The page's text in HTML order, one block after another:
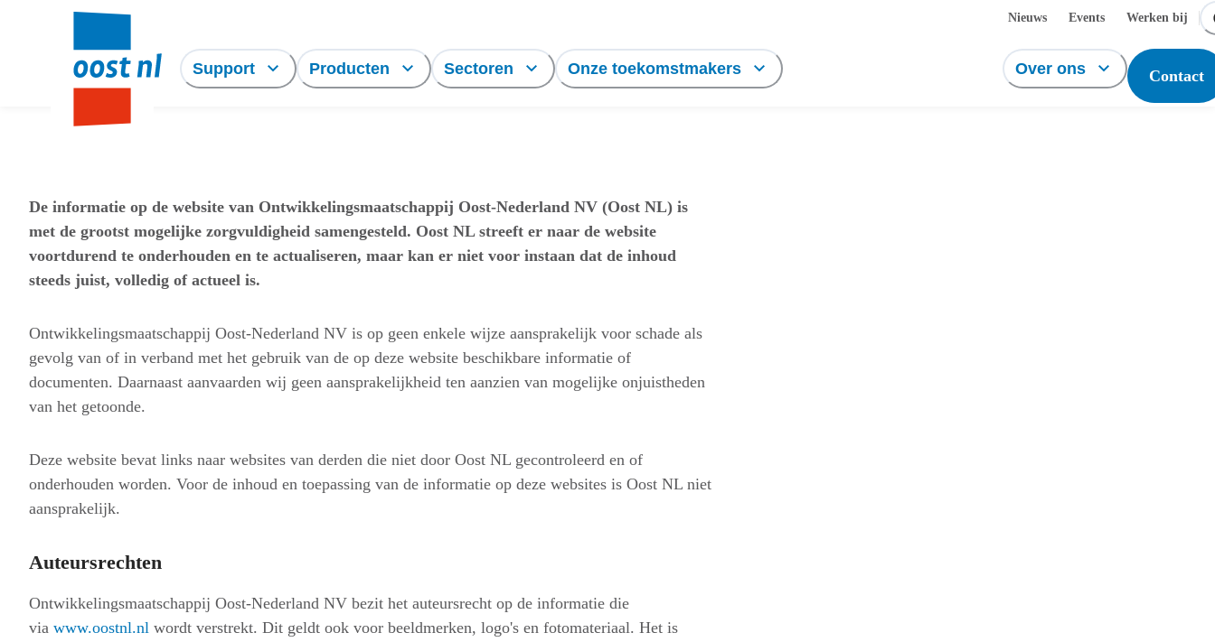
Nieuws Events Werken bij
Support Producten Sectoren Onze toekomstmakers Over ons Contact
De informatie op de website van Ontwikkelingsmaatschappij Oost-Nederland NV (Oost NL) is
met de grootst mogelijke zorgvuldigheid samengesteld. Oost NL streeft er naar de website
voortdurend te onderhouden en te actualiseren, maar kan er niet voor instaan dat de inhoud
steeds juist, volledig of actueel is.
Ontwikkelingsmaatschappij Oost-Nederland NV is op geen enkele wijze aansprakelijk voor schade als
gevolg van of in verband met het gebruik van de op deze website beschikbare informatie of
documenten. Daarnaast aanvaarden wij geen aansprakelijkheid ten aanzien van mogelijke onjuistheden
van het getoonde.
Deze website bevat links naar websites van derden die niet door Oost NL gecontroleerd en of
onderhouden worden. Voor de inhoud en toepassing van de informatie op deze websites is Oost NL niet
aansprakelijk.
Auteursrechten
Ontwikkelingsmaatschappij Oost-Nederland NV bezit het auteursrecht op de informatie die
via www.oostnl.nl wordt verstrekt. Dit geldt ook voor beeldmerken, logo's en fotomateriaal. Het is